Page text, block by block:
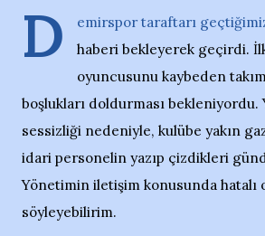
D
emirspor taraftarı
haberi bekleyerek geçirdi.
oyuncusunu kaybeden
boşlukları doldurması
sessizliği nedeniyle, kulübe yakın
idari personelin yazıp çizdikleri
Yönetimin iletişim konusunda hatalı
söyleyebilirim.